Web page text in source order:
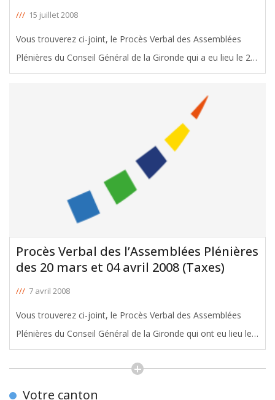
/// 15 juillet 2008
Vous trouverez ci-joint, le Procès Verbal des Assemblées
Plénières du Conseil Général de la Gironde qui a eu lieu le 26
juin 2008 pour le vote du Budget Supplémentaire et le 11
juillet 2008. Dont l'intervention d'Yves d'Amécourt sur la
Procès Verbal des l’Assemblées Plénières
des 20 mars et 04 avril 2008 (Taxes)
/// 7 avril 2008
Vous trouverez ci-joint, le Procès Verbal des Assemblées
Plénières du Conseil Général de la Gironde qui ont eu lieu les
20 mars et 04 avril 2008 pour le vote des Taxes 2008. Dont
l'intervention d'Yves d'Amécourt sur l'élection du[ … ]
Votre canton